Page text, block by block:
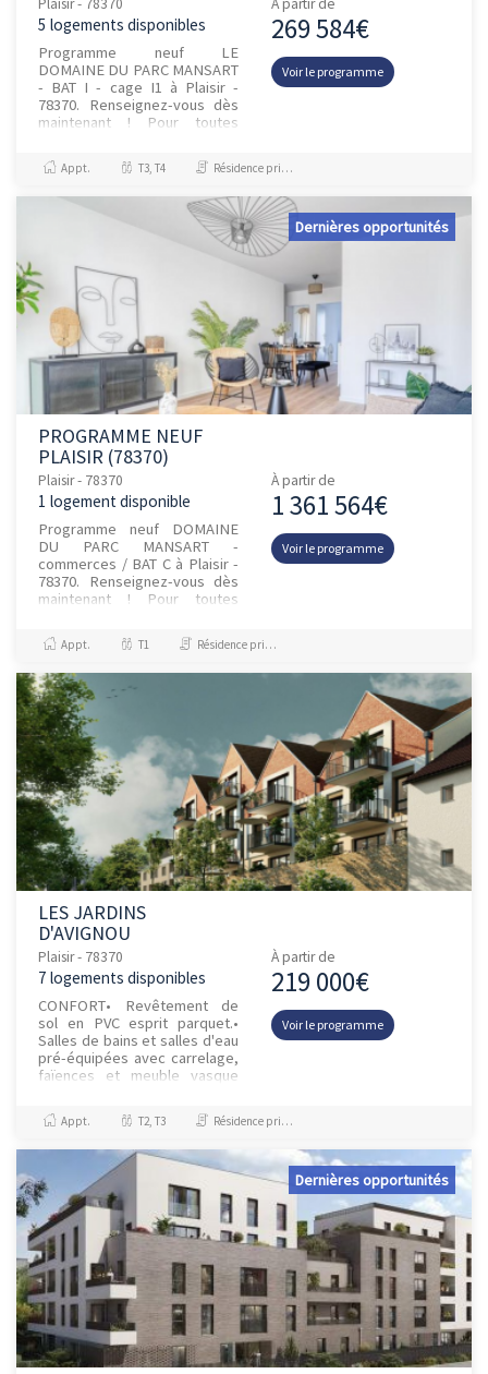
5 logements disponibles
Programme neuf LE
DOMAINE DU PARC MANSART
- BAT I - cage I1 à Plaisir -
78370. Renseignez-vous dès
maintenant ! Pour toutes
complémentaires, prenez
contact avec nous !
269 584€
Voir le programme
Appt. T3, T4 Résidence principale / PTZ
Dernières opportunités
PROGRAMME NEUF
PLAISIR (78370)
Plaisir - 78370
1 logement disponible
Programme neuf DOMAINE
DU PARC MANSART -
commerces / BAT C à Plaisir -
78370. Renseignez-vous dès
maintenant ! Pour toutes
complémentaires, prenez
contact avec nous !
À partir de
1 361 564€
Voir le programme
Appt. T1 Résidence principale / PTZ
LES JARDINS
D'AVIGNOU
Plaisir - 78370
7 logements disponibles
CONFORT• Revêtement de
sol en PVC esprit parquet.•
Salles de bains et salles d'eau
pré-équipées avec carrelage,
faïences et meuble vasque
lumine...
À partir de
219 000€
Voir le programme
Appt. T2, T3 Résidence principale / PTZ, Investissement et Défiscalisation
Dernières opportunités